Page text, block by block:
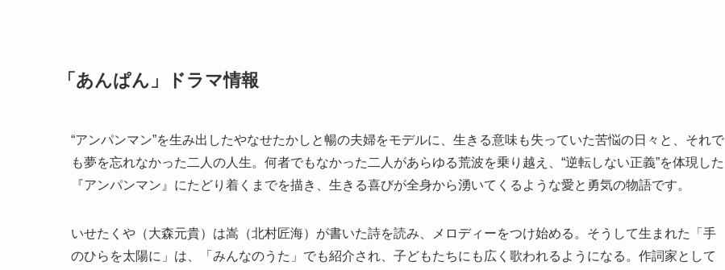
「あんぱん」ドラマ情報
“アンパンマン”を生み出したやなせたかしと暢の夫婦をモデルに、生きる意味も失っていた苦悩の日々と、それで
も夢を忘れなかった二人の人生。何者でもなかった二人があらゆる荒波を乗り越え、“逆転しない正義”を体現した
『アンパンマン』にたどり着くまでを描き、生きる喜びが全身から湧いてくるような愛と勇気の物語です。
いせたくや（大森元貴）は嵩（北村匠海）が書いた詩を読み、メロディーをつけ始める。そうして生まれた「手
のひらを太陽に」は、「みんなのうた」でも紹介され、子どもたちにも広く歌われるようになる。作詞家として